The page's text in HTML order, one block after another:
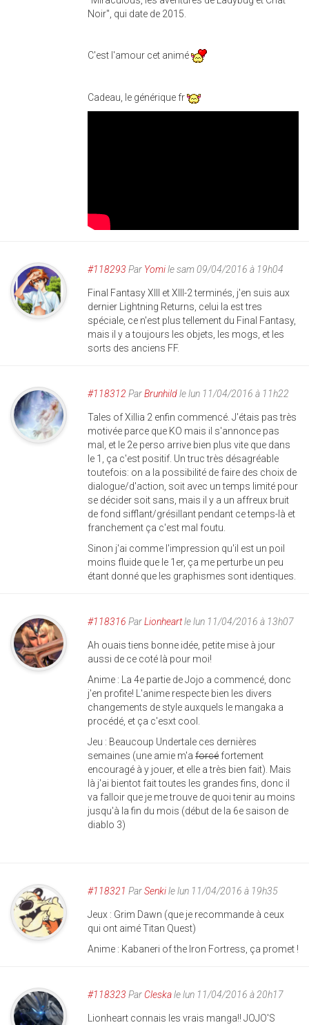
Noir", qui date de 2015.
C'est l'amour cet animé
Cadeau, le générique fr
#118293 Par Yomile sam 09/04/2016 à 19h04
Final Fantasy XIII et XIII-2 terminés, j'en suis aux
dernier Lightning Returns, celui la est tres
spéciale, ce n'est plus tellement du Final Fantasy,
mais il y a toujours les objets, les mogs, et les
sorts des anciens FF.
#118312 ParBrunhildle lun 11/04/2016 à 11h22
Tales of Xillia 2 enfin commencé. J'étais pas très
motivée parce que KO mais il s'annonce pas
mal, et le 2e perso arrive bien plus vite que dans
le 1, ça c'est positif. Un truc très désagréable
toutefois: on a la possibilité de faire des choix de
dialogue/d'action, soit avec un temps limité pour
se décider soit sans, mais il y a un affreux bruit
de fond sifflant/grésillant pendant ce temps-là et
franchement ça c'est mal foutu.
Sinon j'ai comme l'impression qu'il est un poil
moins fluide que le 1er, ça me perturbe un peu
étant donné que les graphismes sont identiques.
#118316 ParLionheartle lun 11/04/2016 à 13h07
Ah ouais tiens bonne idée, petite mise à jour
aussi de ce coté là pour moi!
Anime : La 4e partie de Jojo a commencé, donc
j'en profite! L'anime respecte bien les divers
changements de style auxquels le mangaka a
procédé, et ça c'esxt cool.
Jeu : Beaucoup Undertale ces dernières
semaines (une amie m'a forcé fortement
encouragé à y jouer, et elle a très bien fait). Mais
là j'ai bientot fait toutes les grandes fins, donc il
va falloir que je me trouve de quoi tenir au moins
jusqu'à la fin du mois (début de la 6e saison de
diablo 3)
#118321 ParSenkile lun 11/04/2016 à 19h35
Jeux : Grim Dawn (que je recommande à ceux
qui ont aimé Titan Quest)
Anime : Kabaneri of the Iron Fortress, ça promet !
#118323 Par Cleskale lun 11/04/2016 à 20h17
Lionheart connais les vrais manga!! JOJO'S